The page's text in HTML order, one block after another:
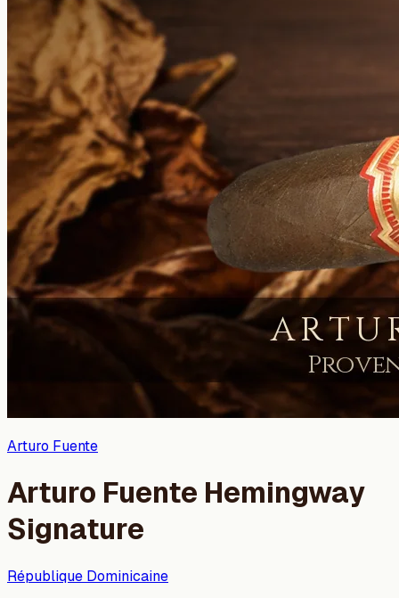
Arturo Fuente
Arturo Fuente Hemingway
Signature
République Dominicaine